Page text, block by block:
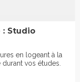
: Studio
en logeant à la
vos études.